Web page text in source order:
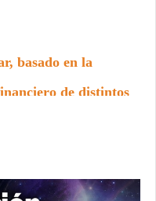
basado en la
de distintos
una estrecha